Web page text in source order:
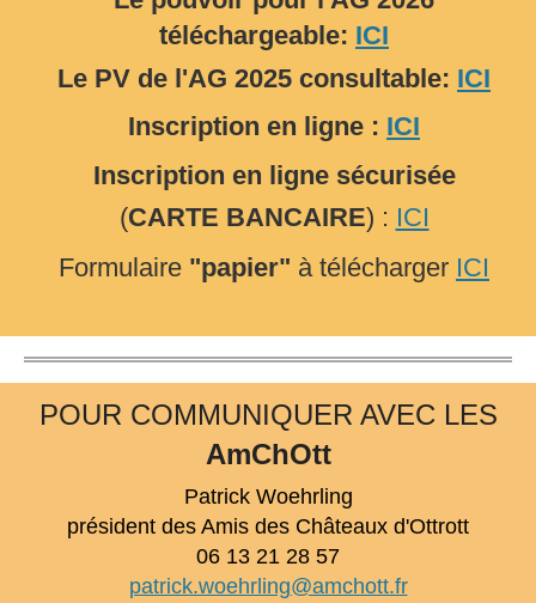
téléchargeable: ICI
Le PV de l'AG 2025 consultable: ICI
Inscription en ligne : ICI
Inscription en ligne sécurisée
(CARTE BANCAIRE) : ICI
Formulaire "papier" à télécharger ICI
POUR COMMUNIQUER AVEC LES
AmChOtt
Patrick Woehrling
président des Amis des Châteaux d'Ottrott
06 13 21 28 57
patrick.woehrling@amchott.fr